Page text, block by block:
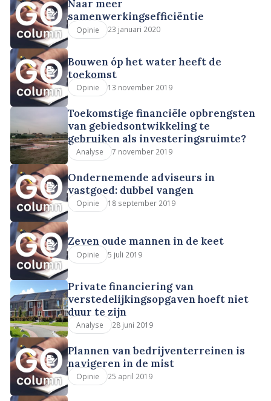
Naar meer
samenwerkingsefficiëntie
Opinie 23 januari 2020
Bouwen óp het water heeft de
toekomst
Opinie 13 november 2019
Toekomstige financiële opbrengsten
van gebiedsontwikkeling te
gebruiken als investeringsruimte?
Analyse 7 november 2019
Ondernemende adviseurs in
vastgoed: dubbel vangen
Opinie 18 september 2019
Zeven oude mannen in de keet
Opinie 5 juli 2019
Private financiering van
verstedelijkingsopgaven hoeft niet
duur te zijn
Analyse 28 juni 2019
Plannen van bedrijventerreinen is
navigeren in de mist
Opinie 25 april 2019